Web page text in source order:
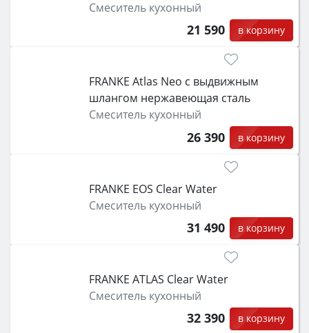
Смеситель кухонный
21 590 в корзину
FRANKE Atlas Neo с выдвижным
шлангом нержавеющая сталь
Смеситель кухонный
26 390 в корзину
FRANKE EOS Clear Water
Смеситель кухонный
31 490 в корзину
FRANKE ATLAS Clear Water
Смеситель кухонный
32 390 в корзину